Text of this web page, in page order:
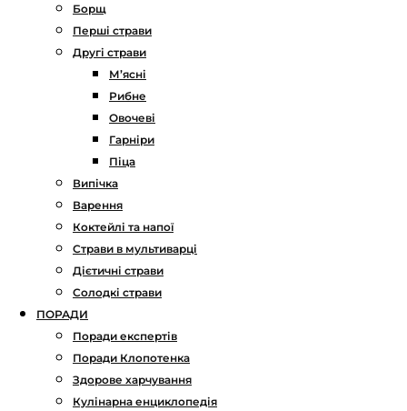
Борщ
Перші страви
Другі страви
М’ясні
Рибне
Овочеві
Гарніри
Піца
Випічка
Варення
Коктейлі та напої
Страви в мультиварці
Дієтичні страви
Солодкі страви
ПОРАДИ
Поради експертів
Поради Клопотенка
Здорове харчування
Кулінарна енциклопедія